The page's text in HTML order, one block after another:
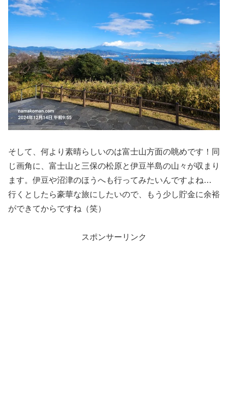
そして、何より素晴らしいのは富士山方面の眺めです！同
じ画角に、富士山と三保の松原と伊豆半島の山々が収まり
ます。伊豆や沼津のほうへも行ってみたいんですよね…
行くとしたら豪華な旅にしたいので、もう少し貯金に余裕
ができてからですね（笑）
スポンサーリンク